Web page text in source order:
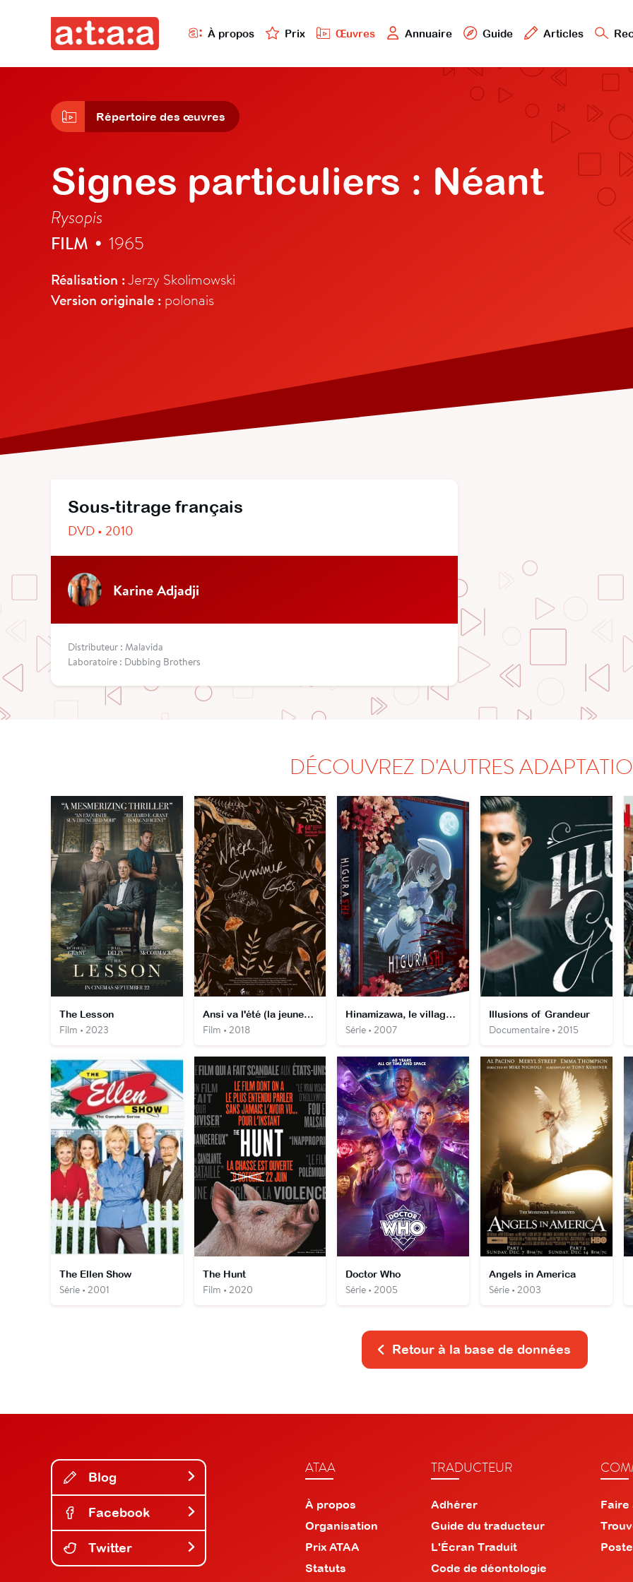
À propos Prix Œuvres Annuaire Guide Articles
Répertoire des œuvres
Signes particuliers : Néant
Rysopis
FILM • 1965
Réalisation :Jerzy Skolimowski
Version originale : polonais
Sous-titrage français
DVD • 2010
Karine Adjadji
Distributeur : Malavida
Laboratoire : Dubbing Brothers
DÉCOUVREZ D'AUTRES
The Lesson
Film • 2023
Ansi va l'été (la jeunesse)
Film • 2018
Hinamizawa, le village maudit, Higurashi no naku koro ni
Série • 2007
Illusions of Grandeur
Documentaire • 2015
The Ellen Show
Série • 2001
The Hunt
Film • 2020
Doctor Who
Série • 2005
Angels in America
Série • 2003
Retour à la base de données
Blog
Facebook
Twitter
ATAA
À propos
Organisation
Prix ATAA
Statuts
TRADUCTEUR
Adhérer
Guide du traducteur
L'Écran Traduit
Code de déontologie